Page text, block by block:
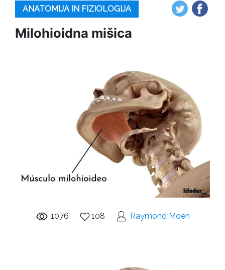
ANATOMIJA IN FIZIOLOGIJA
Milohioidna mišica
1076 108 Raymond Moen